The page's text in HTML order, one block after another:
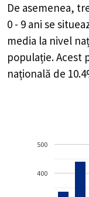
De asemenea,
0 - 9 ani se
media la nivel
populație. Acest
națională de
400
500